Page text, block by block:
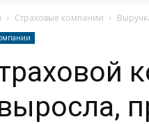
Страховые компании